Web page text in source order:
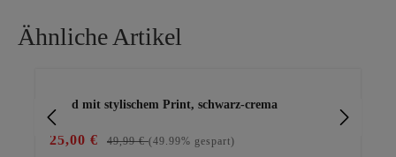
Ähnliche Artikel
Kleid mit stylischem Print, schwarz-crema
25,00 € 49,99 €(49.99% gespart)